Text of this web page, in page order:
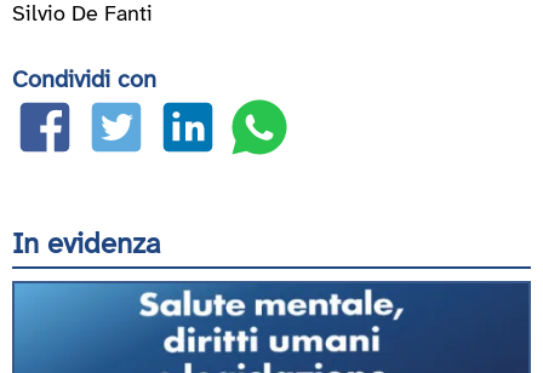
Silvio De Fanti
Condividi con
In evidenza